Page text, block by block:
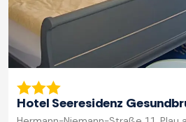
Hotel Seeresidenz